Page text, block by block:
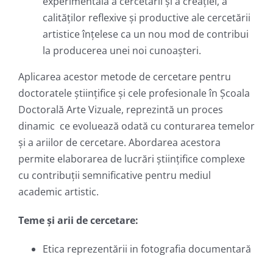
calităţilor reflexive şi productive ale cercetării
artistice înţelese ca un nou mod de contribui
la producerea unei noi cunoaşteri.
Aplicarea acestor metode de cercetare pentru
doctoratele ştiinţifice şi cele profesionale în Şcoala
Doctorală Arte Vizuale, reprezintă un proces
dinamic ce evoluează odată cu conturarea temelor
şi a ariilor de cercetare. Abordarea acestora
permite elaborarea de lucrări ştiinţifice complexe
cu contribuţii semnificative pentru mediul
academic artistic.
Teme şi arii de cercetare:
Etica reprezentării in fotografia documentară